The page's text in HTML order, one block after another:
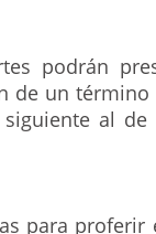
podrán
de un
al
para proferir